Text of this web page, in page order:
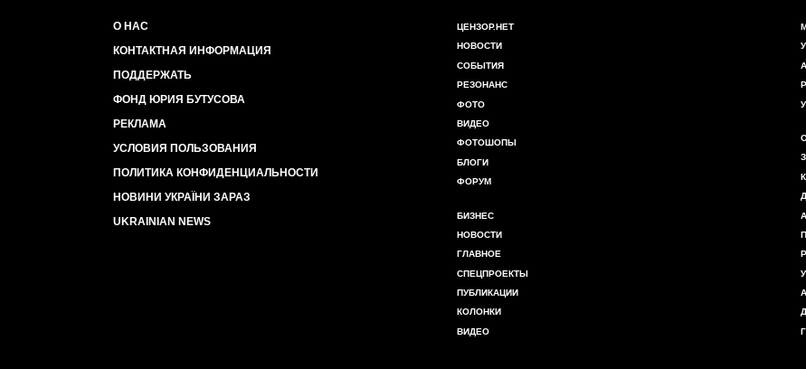
О НАС
КОНТАКТНАЯ ИНФОРМАЦИЯ
ПОДДЕРЖАТЬ
ФОНД ЮРИЯ БУТУСОВА
РЕКЛАМА
УСЛОВИЯ ПОЛЬЗОВАНИЯ
ПОЛИТИКА КОНФИДЕНЦИАЛЬНОСТИ
НОВИНИ УКРАЇНИ ЗАРАЗ
UKRAINIAN NEWS
ЦЕНЗОР.НЕТ
НОВОСТИ
СОБЫТИЯ
РЕЗОНАНС
ФОТО
ВИДЕО
ФОТОШОПЫ
БЛОГИ
ФОРУМ
БИЗНЕС
НОВОСТИ
ГЛАВНОЕ
СПЕЦПРОЕКТЫ
ПУБЛИКАЦИИ
КОЛОНКИ
ВИДЕО